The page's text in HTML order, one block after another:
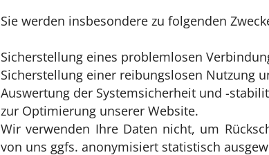
Sie werden insbesondere zu folgenden
Sicherstellung eines problemlosen
Sicherstellung einer reibungslosen Nutzung
Auswertung der Systemsicherheit und -
zur Optimierung unserer Website.
Wir verwenden Ihre Daten nicht, um
von uns ggfs. anonymisiert statistisch